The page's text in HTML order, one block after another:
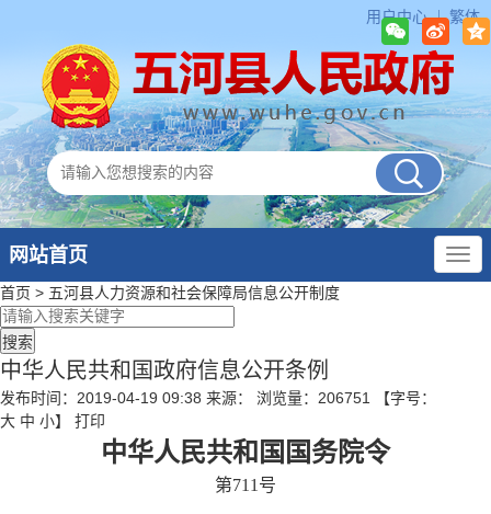
用户中心 繁体
网站首页
首页 > 五河县人力资源和社会保障局信息公开制度
中华人民共和国政府信息公开条例
发布时间：2019-04-19 09:38 来源： 浏览量： 206751
【字号：
大 中 小】 打印
中华人民共和国国务院令
第711号